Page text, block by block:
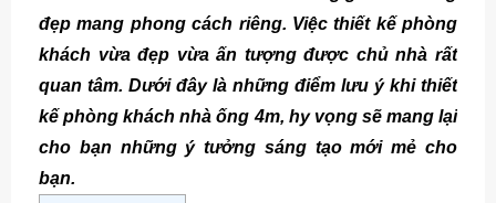
đẹp mang phong cách riêng. Việc thiết kế phòng
khách vừa đẹp vừa ấn tượng được chủ nhà rất
quan tâm. Dưới đây là những điểm lưu ý khi thiết
kế phòng khách nhà ống 4m, hy vọng sẽ mang lại
cho bạn những ý tưởng sáng tạo mới mẻ cho
bạn.